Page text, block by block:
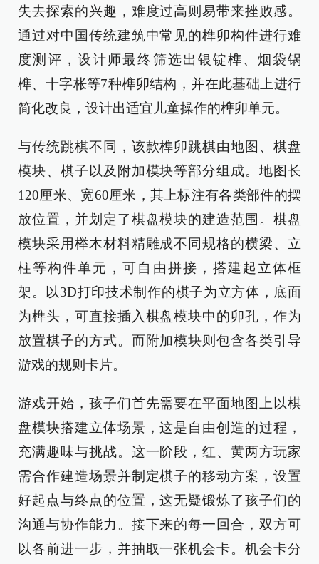
失去探索的兴趣，难度过高则易带来挫败感。
通过对中国传统建筑中常见的榫卯构件进行难
度测评，设计师最终筛选出银锭榫、烟袋锅
榫、十字枨等7种榫卯结构，并在此基础上进行
简化改良，设计出适宜儿童操作的榫卯单元。
与传统跳棋不同，该款榫卯跳棋由地图、棋盘
模块、棋子以及附加模块等部分组成。地图长
120厘米、宽60厘米，其上标注有各类部件的摆
放位置，并划定了棋盘模块的建造范围。棋盘
模块采用榉木材料精雕成不同规格的横梁、立
柱等构件单元，可自由拼接，搭建起立体框
架。以3D打印技术制作的棋子为立方体，底面
为榫头，可直接插入棋盘模块中的卯孔，作为
放置棋子的方式。而附加模块则包含各类引导
游戏的规则卡片。
游戏开始，孩子们首先需要在平面地图上以棋
盘模块搭建立体场景，这是自由创造的过程，
充满趣味与挑战。这一阶段，红、黄两方玩家
需合作建造场景并制定棋子的移动方案，设置
好起点与终点的位置，这无疑锻炼了孩子们的
沟通与协作能力。接下来的每一回合，双方可
以各前进一步，并抽取一张机会卡。机会卡分